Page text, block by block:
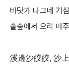
바닷가 나그네 기
솔숲에서 오리 마
溪邊沙皎皎, 沙